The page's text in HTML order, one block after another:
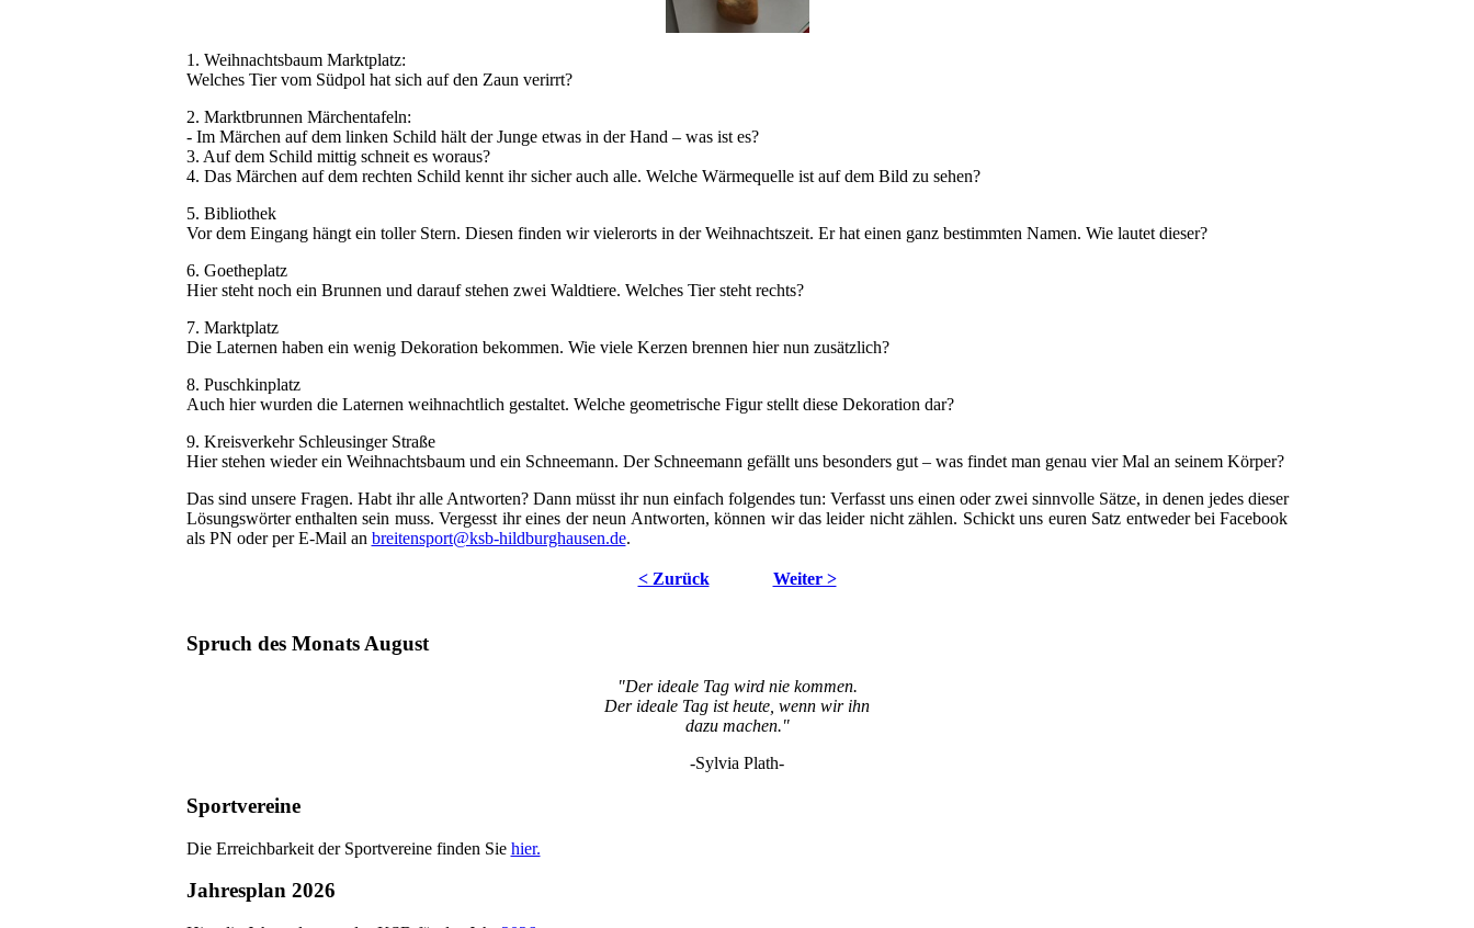
1. Weihnachtsbaum Marktplatz:
Welches Tier vom Südpol hat sich auf den Zaun verirrt?
2. Marktbrunnen Märchentafeln:
- Im Märchen auf dem linken Schild hält der Junge etwas in der Hand – was ist es?
3. Auf dem Schild mittig schneit es woraus?
4. Das Märchen auf dem rechten Schild kennt ihr sicher auch alle. Welche Wärmequelle ist auf dem Bild zu sehen?
5. Bibliothek
Vor dem Eingang hängt ein toller Stern. Diesen finden wir vielerorts in der Weihnachtszeit. Er hat einen ganz bestimmten Namen. Wie lautet dieser?
6. Goetheplatz
Hier steht noch ein Brunnen und darauf stehen zwei Waldtiere. Welches Tier steht rechts?
7. Marktplatz
Die Laternen haben ein wenig Dekoration bekommen. Wie viele Kerzen brennen hier nun zusätzlich?
8. Puschkinplatz
Auch hier wurden die Laternen weihnachtlich gestaltet. Welche geometrische Figur stellt diese Dekoration dar?
9. Kreisverkehr Schleusinger Straße
Hier stehen wieder ein Weihnachtsbaum und ein Schneemann. Der Schneemann gefällt uns besonders gut – was findet man genau vier Mal an seinem Körper?
Das sind unsere Fragen. Habt ihr alle Antworten? Dann müsst ihr nun einfach folgendes tun: Verfasst uns einen oder zwei sinnvolle Sätze, in denen jedes dieser
Lösungswörter enthalten sein muss. Vergesst ihr eines der neun Antworten, können wir das leider nicht zählen. Schickt uns euren Satz entweder bei Facebook
als PN oder per E-Mail an breitensport@ksb-hildburghausen.de.
< Zurück Weiter >
Spruch des Monats August
"Der ideale Tag wird nie kommen.
Der ideale Tag ist heute, wenn wir ihn
dazu machen."
-Sylvia Plath-
Sportvereine
Die Erreichbarkeit der Sportvereine finden Sie hier.
Jahresplan 2026